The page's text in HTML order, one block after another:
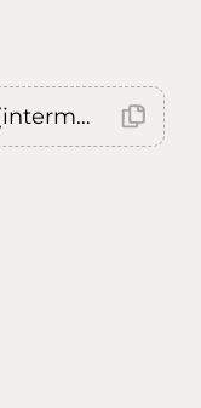
Error: (intermediate value)(intermediate value)(intermediate value).replaceAll is not a function